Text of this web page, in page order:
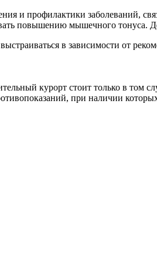
и профилактики заболеваний,
повышению мышечного тонуса.
в зависимости от
курорт стоит только в том
при наличии